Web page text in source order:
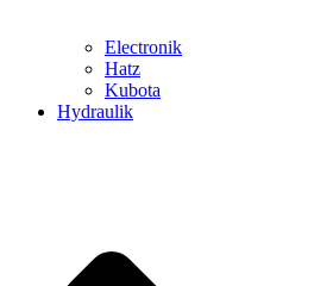
Electronik
Hatz
Kubota
Hydraulik